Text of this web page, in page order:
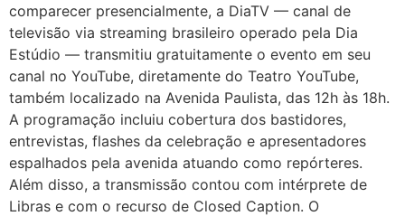
comparecer presencialmente, a DiaTV — canal de
televisão via streaming brasileiro operado pela Dia
Estúdio — transmitiu gratuitamente o evento em seu
canal no YouTube, diretamente do Teatro YouTube,
também localizado na Avenida Paulista, das 12h às 18h.
A programação incluiu cobertura dos bastidores,
entrevistas, flashes da celebração e apresentadores
espalhados pela avenida atuando como repórteres.
Além disso, a transmissão contou com intérprete de
Libras e com o recurso de Closed Caption. O